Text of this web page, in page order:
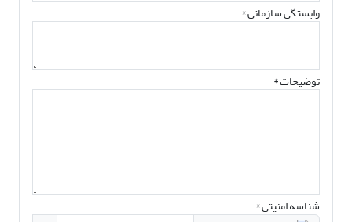
وابستگی سازمانی *
توضیحات *
شناسه امنیتی *